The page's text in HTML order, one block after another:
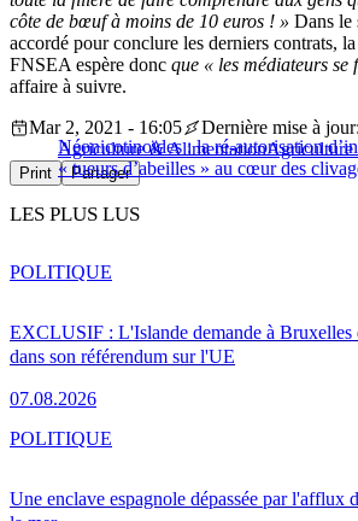
côte de bœuf à moins de 10 euros ! » Dans le
accordé pour conclure les derniers contrats,
FNSEA espère donc que « les médiateurs se
affaire à suivre.
Néonicotinoïdes : la ré-autorisation
« tueurs d’abeilles » au cœur des
Mar 2, 2021 - 16:05
Dernière mise à
Agriculture & AlimentationAgriculture
Print Partager
LES PLUS LUS
EXCLUSIF : L'Islande demande à Bruxelles
dans son référendum sur l'UE
07.08.2026
POLITIQUE
Une enclave espagnole dépassée par l'afflux
POLITIQUE